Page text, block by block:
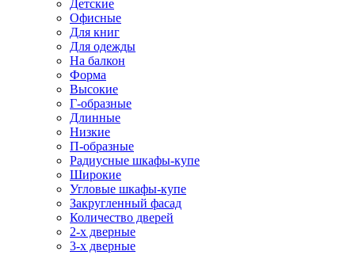
Детские
Офисные
Для книг
Для одежды
На балкон
Форма
Высокие
Г-образные
Длинные
Низкие
П-образные
Радиусные шкафы-купе
Широкие
Угловые шкафы-купе
Закругленный фасад
Количество дверей
2-х дверные
3-х дверные